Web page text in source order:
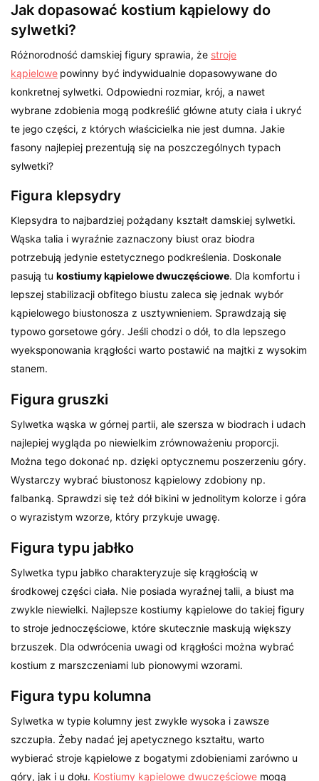
Jak dopasować kostium kąpielowy do
sylwetki?
Różnorodność damskiej figury sprawia, że stroje
kąpielowe powinny być indywidualnie dopasowywane do
konkretnej sylwetki. Odpowiedni rozmiar, krój, a nawet
wybrane zdobienia mogą podkreślić główne atuty ciała i ukryć
te jego części, z których właścicielka nie jest dumna. Jakie
fasony najlepiej prezentują się na poszczególnych typach
sylwetki?
Figura klepsydry
Klepsydra to najbardziej pożądany kształt damskiej sylwetki.
Wąska talia i wyraźnie zaznaczony biust oraz biodra
potrzebują jedynie estetycznego podkreślenia. Doskonale
pasują tukostiumy kąpielowe dwuczęściowe. Dla komfortu i
lepszej stabilizacji obfitego biustu zaleca się jednak wybór
kąpielowego biustonosza z usztywnieniem. Sprawdzają się
typowo gorsetowe góry. Jeśli chodzi o dół, to dla lepszego
wyeksponowania krągłości warto postawić na majtki z wysokim
stanem.
Figura gruszki
Sylwetka wąska w górnej partii, ale szersza w biodrach i udach
najlepiej wygląda po niewielkim zrównoważeniu proporcji.
Można tego dokonać np. dzięki optycznemu poszerzeniu góry.
Wystarczy wybrać biustonosz kąpielowy zdobiony np.
falbanką. Sprawdzi się też dół bikini w jednolitym kolorze i góra
o wyrazistym wzorze, który przykuje uwagę.
Figura typu jabłko
Sylwetka typu jabłko charakteryzuje się krągłością w
środkowej części ciała. Nie posiada wyraźnej talii, a biust ma
zwykle niewielki. Najlepsze kostiumy kąpielowe do takiej figury
to stroje jednoczęściowe, które skutecznie maskują większy
brzuszek. Dla odwrócenia uwagi od krągłości można wybrać
kostium z marszczeniami lub pionowymi wzorami.
Figura typu kolumna
Sylwetka w typie kolumny jest zwykle wysoka i zawsze
szczupła. Żeby nadać jej apetycznego kształtu, warto
wybierać stroje kąpielowe z bogatymi zdobieniami zarówno u
góry, jak i u dołu. Kostiumy kąpielowe dwuczęściowe mogą